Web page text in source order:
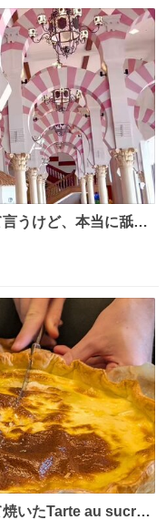
うけど、本当に舐め
だってロビーから
ーホテル泊まってる
る
いたTarte au sucre